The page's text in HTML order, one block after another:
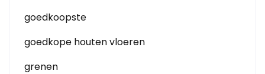
goedkoopste
goedkope houten vloeren
grenen